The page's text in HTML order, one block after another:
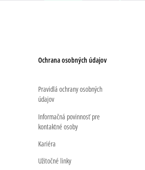
Ochrana osobných údajov
Pravidlá ochrany osobných
údajov
Informačná povinnosť pre
kontaktné osoby
Kariéra
Užitočné linky